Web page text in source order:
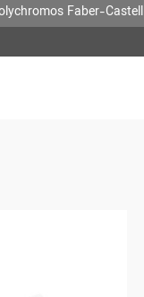
Faber-Castell